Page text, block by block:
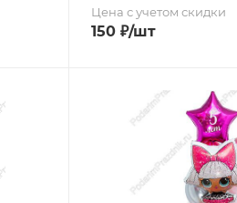
Цена с учетом скидки
150₽/шт